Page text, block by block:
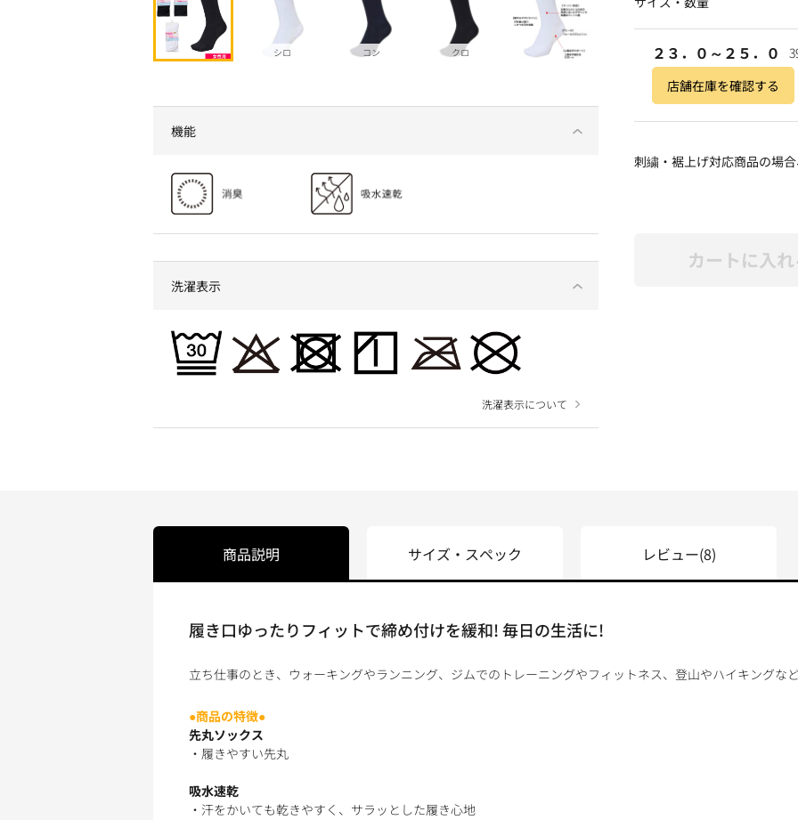
シロ コン クロ
機能
洗濯表示
洗濯表示について
２３．０～２５．０
店舗在庫を確認する
刺繍・裾上げ対応商品の場
カートに入
商品説明
履き口ゆったりフィットで締め付けを緩和! 毎日の生活に!
立ち仕事のとき、ウォーキングやランニング、ジムでのトレーニングやフィットネス、登山やハイキングな
●商品の特徴●
先丸ソックス
・履きやすい先丸
吸水速乾
・汗をかいても乾きやすく、サラッとした履き心地
サイズ・スペック レビュー(8)